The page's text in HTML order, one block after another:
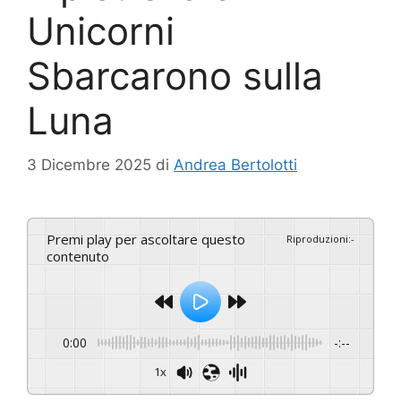
Unicorni
Sbarcarono sulla
Luna
3 Dicembre 2025 di Andrea Bertolotti
Premi play per ascoltare questo
contenuto
Riproduzioni:-
0:00 -:--
1x